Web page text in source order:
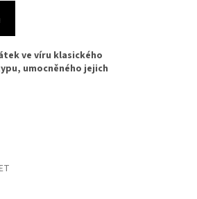
ve víru klasického
umocněného jejich